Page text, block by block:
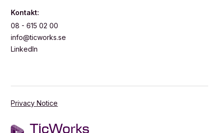
Kontakt:
08 - 615 02 00
info@ticworks.se
LinkedIn
Privacy Notice